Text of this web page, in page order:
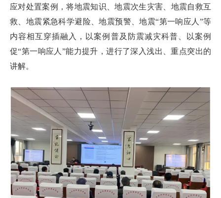
应对处置案例，将地震知识、地震次生灾害、地震自救互
救、地震紧急科学避险、地震预警、地震“第一响应人”等
内容相互穿插融入，以案例普及防震减灾科普、以案例
促“第一响应人”能力提升，进行了深入浅出、重点突出的
讲解。